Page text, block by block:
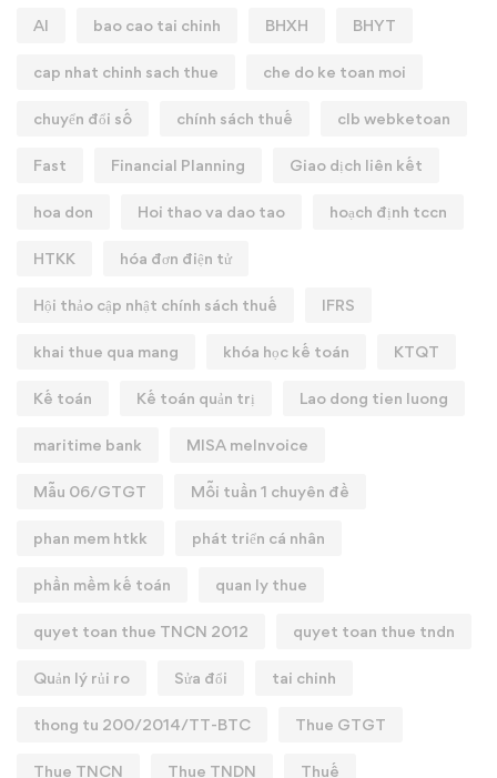
AI bao cao tai chinh BHXH BHYT
cap nhat chinh sach thue che do ke toan moi
chuyển đổi số chính sách thuế clb webketoan
Fast Financial Planning Giao dịch liên kết
hoa don Hoi thao va dao tao hoạch định tccn
HTKK hóa đơn điện tử
Hội thảo cập nhật chính sách thuế IFRS
khai thue qua mang khóa học kế toán KTQT
Kế toán Kế toán quản trị Lao dong tien luong
maritime bank MISA meInvoice
Mẫu 06/GTGT Mỗi tuần 1 chuyên đề
phan mem htkk phát triển cá nhân
phần mềm kế toán quan ly thue
quyet toan thue TNCN 2012 quyet toan thue tndn
Quản lý rủi ro Sửa đổi tai chinh
thong tu 200/2014/TT-BTC Thue GTGT
Thue TNCN Thue TNDN Thuế